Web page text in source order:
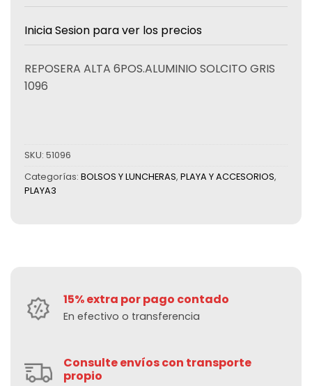
Inicia Sesion para ver los precios
REPOSERA ALTA 6POS.ALUMINIO SOLCITO GRIS
1096
SKU: 51096
Categorías: BOLSOS Y LUNCHERAS, PLAYA Y ACCESORIOS,
PLAYA3
15% extra por pago contado
En efectivo o transferencia
Consulte envíos con transporte
propio